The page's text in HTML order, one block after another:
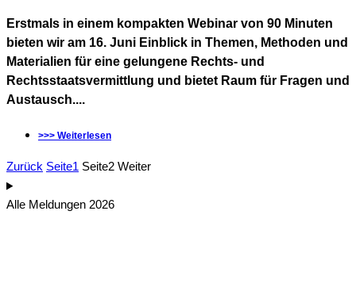
Erstmals in einem kompakten Webinar von 90 Minuten
bieten wir am 16. Juni Einblick in Themen, Methoden und
Materialien für eine gelungene Rechts- und
Rechtsstaatsvermittlung und bietet Raum für Fragen und
Austausch....
>>> Weiterlesen
Zurück Seite1 Seite2 Weiter
Alle Meldungen 2026